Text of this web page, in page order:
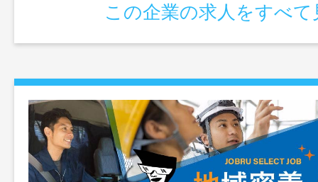
この企業の求人をすべて